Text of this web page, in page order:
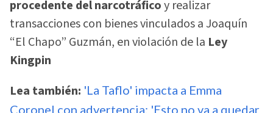
procedente del narcotráficoy realizar
transacciones con bienes vinculados a Joaquín
“El Chapo” Guzmán, en violación de la Ley
Kingpin
Lea también: 'La Taflo' impacta a Emma
Coronel con advertencia: 'Esto no va a quedar